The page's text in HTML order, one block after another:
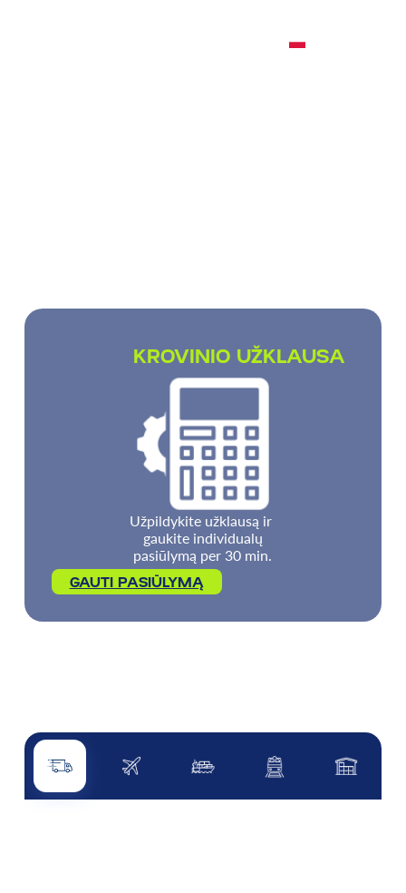
KROVINIO UŽKLAUSA
Užpildykite užklausą ir
gaukite individualų
pasiūlymą per 30 min.
GAUTI PASIŪLYMĄ
Transport drogowyTransport lotniczyTransport morski
Kolej Inne usługi